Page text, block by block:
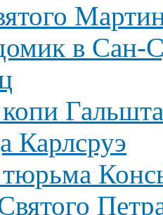
в Сан-
Карлсруэ